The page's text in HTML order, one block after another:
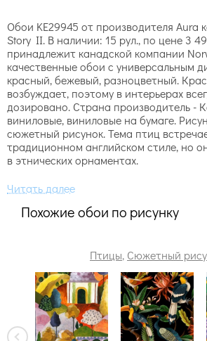
Обои KE29945 от производителя Aura
Story II. В наличии: 15 рул., по цене 3
принадлежит канадской компании
качественные обои с универсальным
красный, бежевый, разноцветный.
возбуждает, поэтому в интерьерах
дозировано. Страна производитель -
виниловые, виниловые на бумаге.
сюжетный рисунок. Тема птиц
традиционном английском стиле, но
в этнических орнаментах.
Похожие обои по рисунку
Птицы, Сюжетный